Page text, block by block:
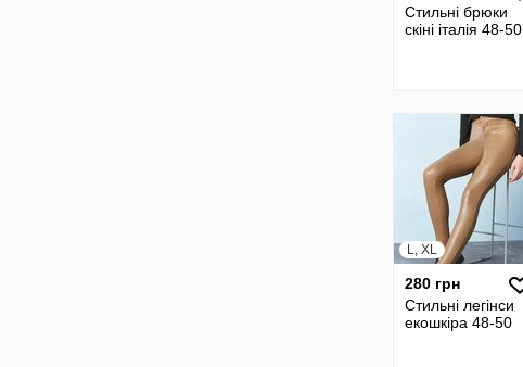
Стильні брюки
скіні італія 48-50
L, XL
280 грн
Стильні легінси
екошкіра 48-50